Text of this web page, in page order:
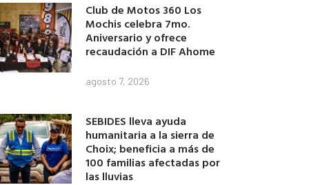
Club de Motos 360 Los
Mochis celebra 7mo.
Aniversario y ofrece
recaudación a DIF Ahome
agosto 7, 2026
SEBIDES lleva ayuda
humanitaria a la sierra de
Choix; beneficia a más de
100 familias afectadas por
las lluvias